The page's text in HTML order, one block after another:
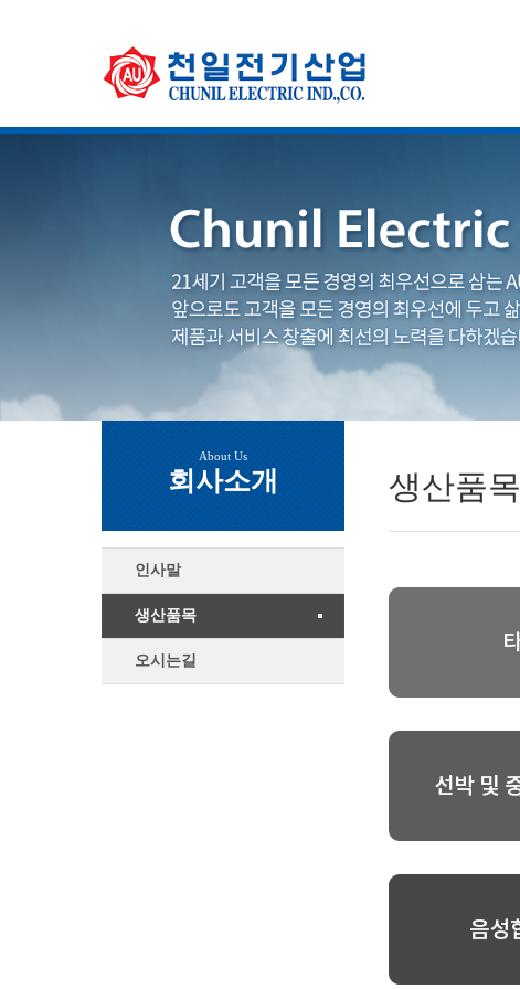
About Us
회사소개
인사말
생산품목
오시는길
생산품목